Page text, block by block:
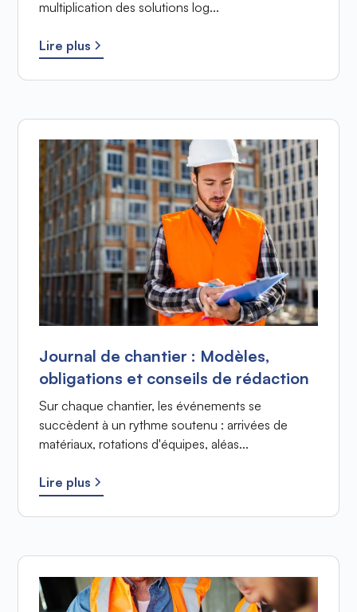
multiplication des solutions log...
Lire plus
Journal de chantier : Modèles,
obligations et conseils de rédaction
Sur chaque chantier, les événements se
succèdent à un rythme soutenu : arrivées de
matériaux, rotations d'équipes, aléas...
Lire plus